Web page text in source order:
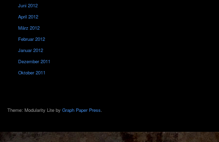
Juni 2012
April 2012
März 2012
Februar 2012
Januar 2012
Dezember 2011
Oktober 2011
Theme: Modularity Lite by Graph Paper Press.